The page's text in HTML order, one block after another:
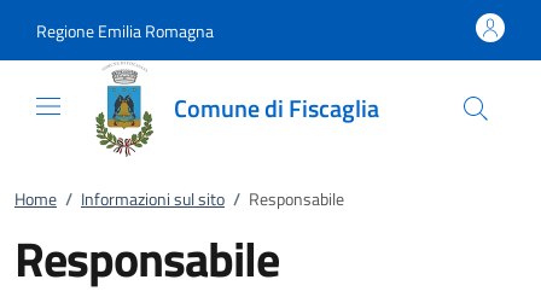
Regione Emilia Romagna
Comune di Fiscaglia
Home / Informazioni sul sito / Responsabile
Responsabile